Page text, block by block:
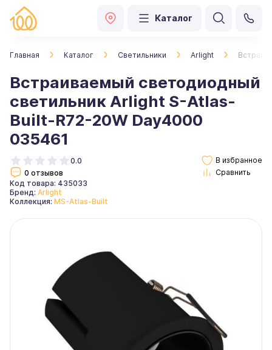
Каталог
Главная Каталог Светильники Arlight
Встраиваемый светодиодный
светильник Arlight S-Atlas-
Built-R72-20W Day4000
035461
0.0
0 отзывов
Код товара: 435033
Бренд: Arlight
Коллекция: MS-Atlas-Built